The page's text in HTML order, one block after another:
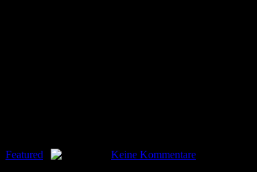
Featured Keine Kommentare